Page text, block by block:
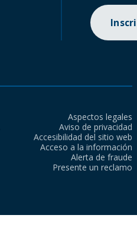
Aspectos legales
Aviso de privacidad
Accesibilidad del sitio web
Acceso a la información
Alerta de fraude
Presente un reclamo